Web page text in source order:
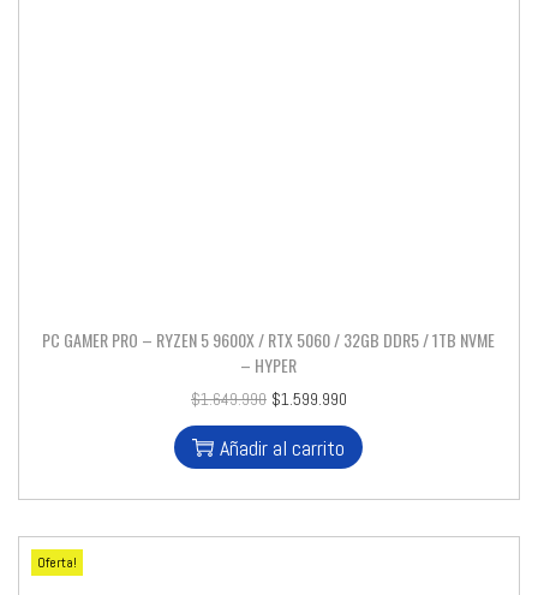
PC GAMER PRO – RYZEN 5 9600X / RTX 5060 / 32GB DDR5 / 1TB NVME
– HYPER
$1.649.990 $1.599.990
Añadir al carrito
Oferta!